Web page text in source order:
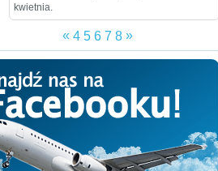
kwietnia.
« 4 5 6 7 8 »